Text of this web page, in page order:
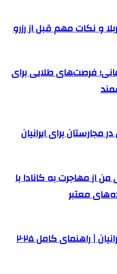
و نکات مهم قبل از رزرو
فرصت‌های طلایی برای
مجارستان برای ایرانیان
از مهاجرت به کانادا با
معتبر
| راهنمای کامل ۲۰۲۵